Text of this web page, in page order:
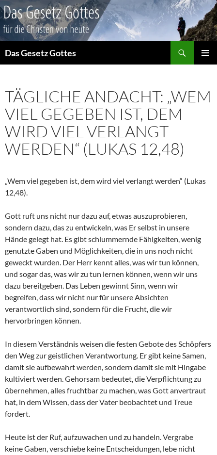
Das Gesetz Gottes
TÄGLICHE ANDACHT: „WEM
VIEL GEGEBEN IST, DEM
WIRD VIEL VERLANGT
WERDEN“ (LUKAS 12,48)
„Wem viel gegeben ist, dem wird viel verlangt werden“ (Lukas
12,48).
Gott ruft uns nicht nur dazu auf, etwas auszuprobieren,
sondern dazu, das zu entwickeln, was Er selbst in unsere
Hände gelegt hat. Es gibt schlummernde Fähigkeiten, wenig
genutzte Gaben und Möglichkeiten, die in uns noch nicht
geweckt wurden. Der Herr kennt alles, was wir tun können,
und sogar das, was wir zu tun lernen können, wenn wir uns
dazu bereitgeben. Das Leben gewinnt Sinn, wenn wir
begreifen, dass wir nicht nur für unsere Absichten
verantwortlich sind, sondern für die Frucht, die wir
hervorbringen können.
In diesem Verständnis weisen die festen Gebote des Schöpfers
den Weg zur geistlichen Verantwortung. Er gibt keine Samen,
damit sie aufbewahrt werden, sondern damit sie mit Hingabe
kultiviert werden. Gehorsam bedeutet, die Verpflichtung zu
übernehmen, alles fruchtbar zu machen, was Gott anvertraut
hat, in dem Wissen, dass der Vater beobachtet und Treue
fordert.
Heute ist der Ruf, aufzuwachen und zu handeln. Vergrabe
keine Gaben, verschiebe keine Entscheidungen, lebe nicht